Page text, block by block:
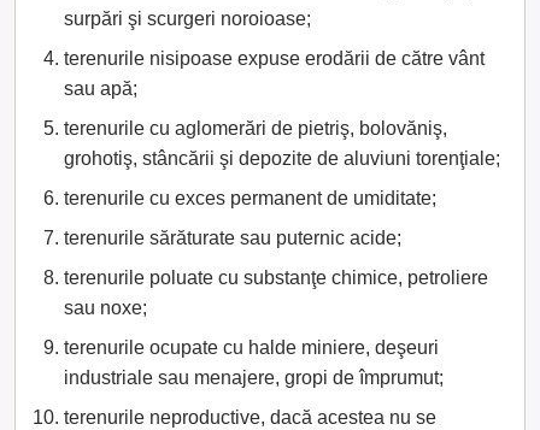
surpări şi scurgeri noroioase;
terenurile nisipoase expuse erodării de către vânt
sau apă;
terenurile cu aglomerări de pietriş, bolovăniş,
grohotiş, stâncării şi depozite de aluviuni torenţiale;
terenurile cu exces permanent de umiditate;
terenurile sărăturate sau puternic acide;
terenurile poluate cu substanţe chimice, petroliere
sau noxe;
terenurile ocupate cu halde miniere, deşeuri
industriale sau menajere, gropi de împrumut;
terenurile neproductive, dacă acestea nu se